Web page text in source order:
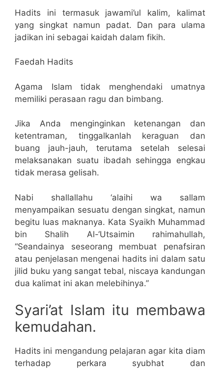
Hadits ini termasuk jawami’ul kalim, kalimat
yang singkat namun padat. Dan para ulama
jadikan ini sebagai kaidah dalam fikih.
Faedah Hadits
Agama Islam tidak menghendaki umatnya
memiliki perasaan ragu dan bimbang.
Jika Anda menginginkan ketenangan dan
ketentraman, tinggalkanlah keraguan dan
buang jauh-jauh, terutama setelah selesai
melaksanakan suatu ibadah sehingga engkau
tidak merasa gelisah.
Nabi shallallahu ‘alaihi wa sallam
menyampaikan sesuatu dengan singkat, namun
begitu luas maknanya. Kata Syaikh Muhammad
bin Shalih Al-‘Utsaimin rahimahullah,
“Seandainya seseorang membuat penafsiran
atau penjelasan mengenai hadits ini dalam satu
jilid buku yang sangat tebal, niscaya kandungan
dua kalimat ini akan melebihinya.”
Syari’at Islam itu membawa
kemudahan.
Hadits ini mengandung pelajaran agar kita diam
terhadap perkara syubhat dan